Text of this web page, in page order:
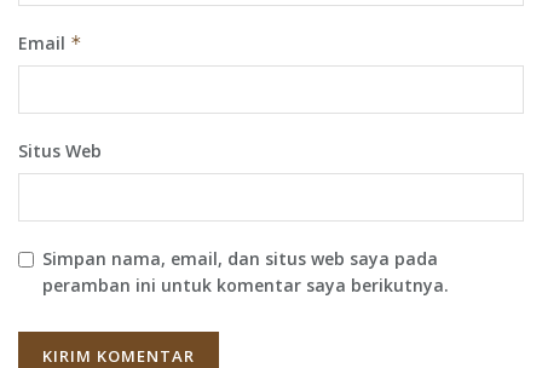
Email *
Situs Web
Simpan nama, email, dan situs web saya pada
peramban ini untuk komentar saya berikutnya.